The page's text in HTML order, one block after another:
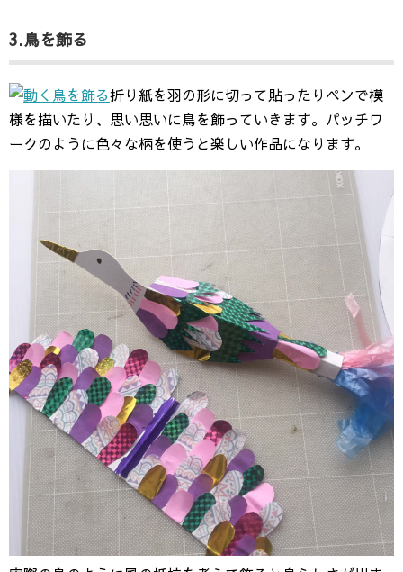
3.鳥を飾る
折り紙を羽の形に切って貼ったりペンで模
様を描いたり、思い思いに鳥を飾っていきます。パッチワ
ークのように色々な柄を使うと楽しい作品になります。